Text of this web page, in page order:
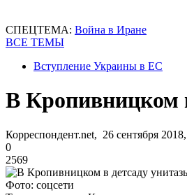
СПЕЦТЕМА: Война в Иране
ВСЕ ТЕМЫ
Вступление Украины в ЕС
В Кропивницком
Корреспондент.net, 26 сентября
0
2569
Фото: соцсети